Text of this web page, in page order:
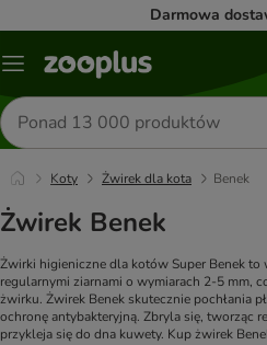
Darmowa
Menu
Szukaj
produktów
Koty Żwirek dla kota Benek
Żwirek Benek
Żwirki higieniczne dla kotów Super Benek to
regularnymi ziarnami o wymiarach 2-5 mm,
żwirku. Żwirek Benek skutecznie pochłania
ochronę antybakteryjną. Zbryla się, tworząc
przykleja się do dna kuwety. Kup żwirek